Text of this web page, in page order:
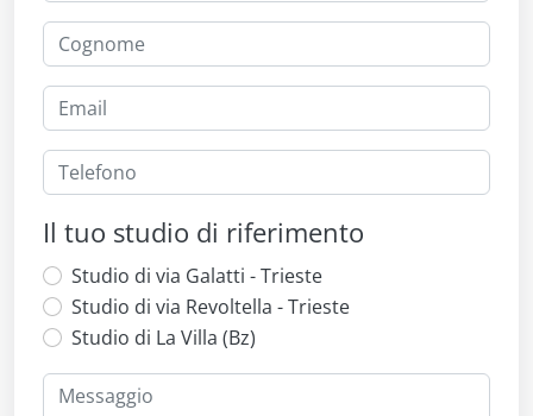
Il tuo studio di riferimento
Studio di via Galatti - Trieste
Studio di via Revoltella - Trieste
Studio di La Villa (Bz)